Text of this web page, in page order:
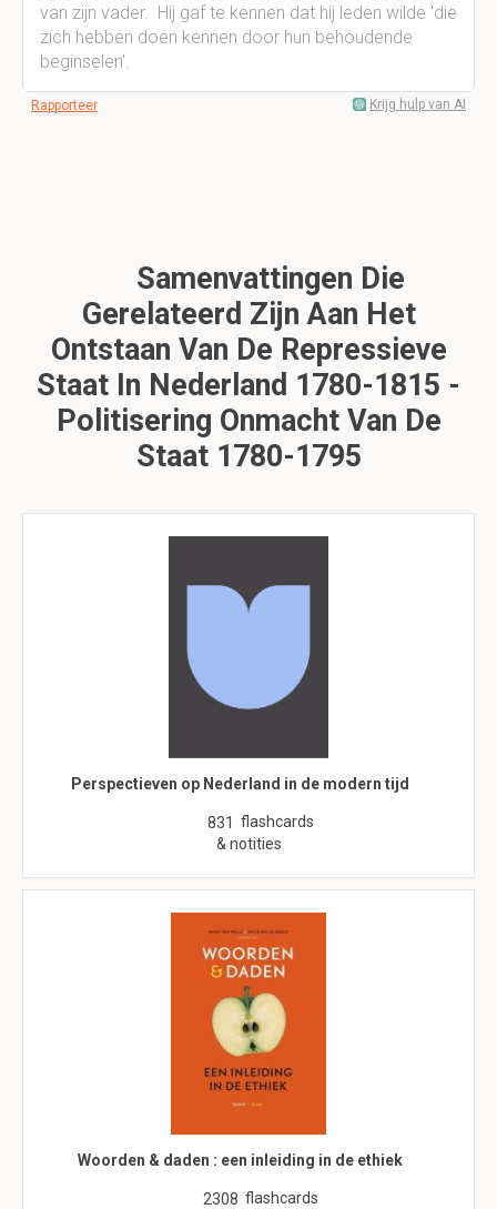
van zijn vader. Hij gaf te kennen dat hij leden wilde 'die
zich hebben doen kennen door hun behoudende
beginselen'.
Rapporteer Krijg hulp van AI
Samenvattingen Die
Gerelateerd Zijn Aan Het
Ontstaan Van De Repressieve
Staat In Nederland 1780-1815 -
Politisering Onmacht Van De
Staat 1780-1795
Perspectieven op Nederland in de modern tijd
831 flashcards
& notities
Woorden & daden : een inleiding in de ethiek
2308 flashcards